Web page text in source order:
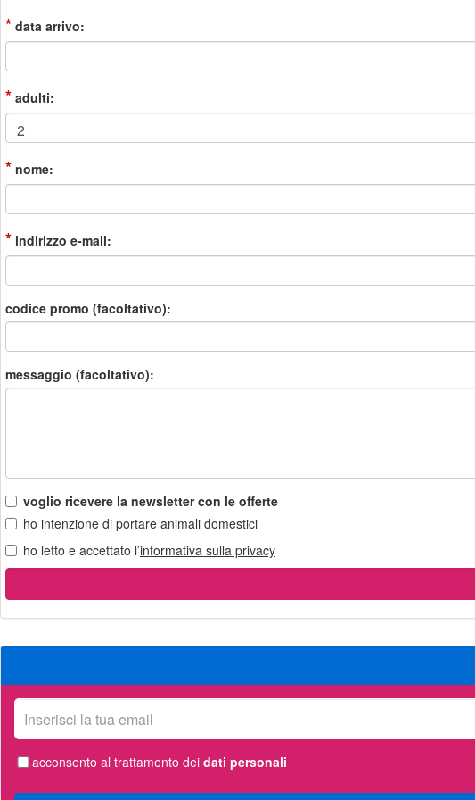
* data arrivo:
* adulti:
* nome:
* indirizzo e-mail:
codice promo (facoltativo):
messaggio (facoltativo):
voglio ricevere la newsletter con le offerte
ho intenzione di portare animali domestici
ho letto e accettato l’informativa sulla privacy
La
tua
email
acconsento al trattamento dei dati personali